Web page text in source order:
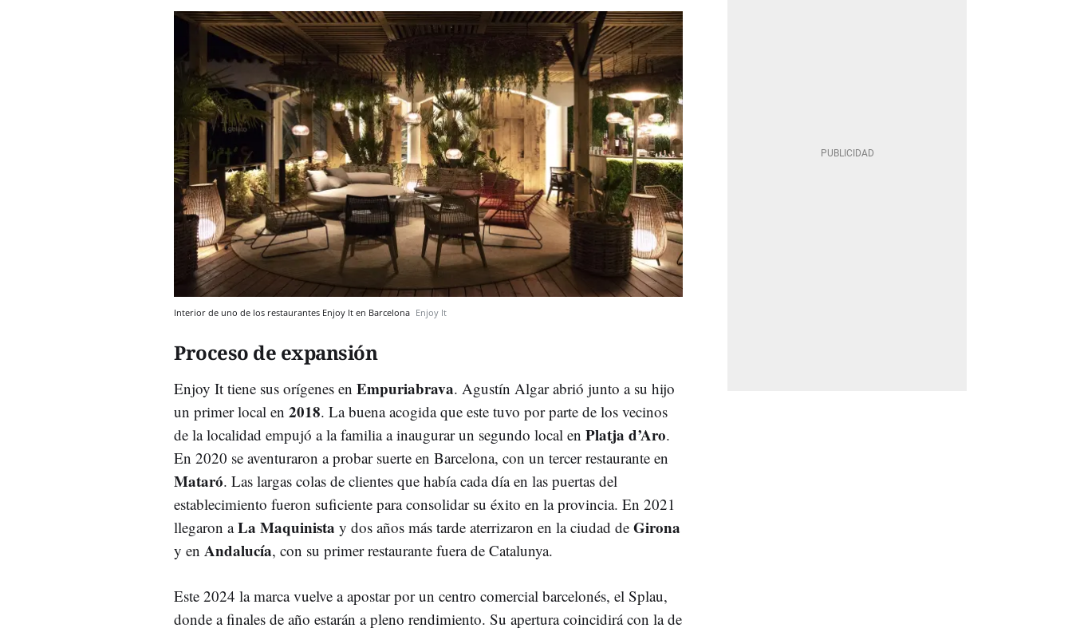
Interior de uno de los restaurantes Enjoy It en Barcelona Enjoy It
Proceso de expansión
Enjoy It tiene sus orígenes en Empuriabrava. Agustín Algar abrió junto a su hijo
un primer local en 2018. La buena acogida que este tuvo por parte de los vecinos
de la localidad empujó a la familia a inaugurar un segundo local en Platja d’Aro.
En 2020 se aventuraron a probar suerte en Barcelona, con un tercer restaurante en
Mataró. Las largas colas de clientes que había cada día en las puertas del
establecimiento fueron suficiente para consolidar su éxito en la provincia. En 2021
llegaron aLa Maquinista y dos años más tarde aterrizaron en la ciudad de Girona
y en Andalucía, con su primer restaurante fuera de Catalunya.
Este 2024 la marca vuelve a apostar por un centro comercial barcelonés, el Splau,
donde a finales de año estarán a pleno rendimiento. Su apertura coincidirá con la de